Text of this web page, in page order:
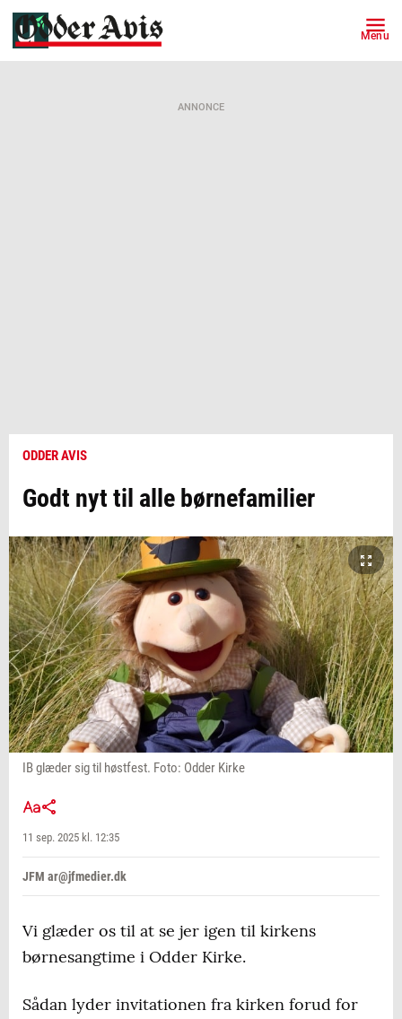
Menu
ANNONCE
ODDER AVIS
Godt nyt til alle børnefamilier
IB glæder sig til høstfest. Foto: Odder Kirke
11 sep. 2025 kl. 12:35
JFM ar@jfmedier.dk
Vi glæder os til at se jer igen til kirkens
børnesangtime i Odder Kirke.
Sådan lyder invitationen fra kirken forud for